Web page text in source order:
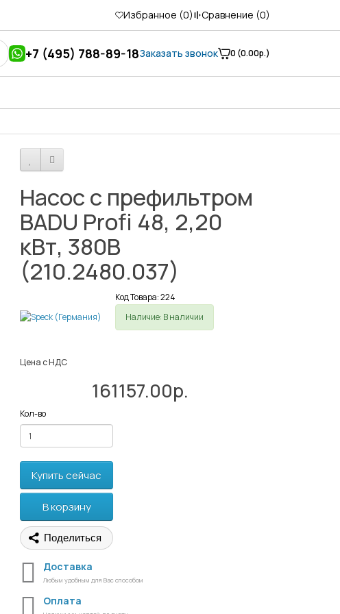
Избранное (0) Сравнение (0)
+7 (495) 788-89-18Заказать звонок 0 (0.00р.)
Насос с префильтром
BADU Profi 48, 2,20
кВт, 380В
(210.2480.037)
Код Товара: 224
Наличие: В наличии
Цена с НДС
161157.00р.
Кол-во
Купить сейчас
В корзину
Поделиться
Доставка
Любым удобным для Вас способом
Оплата